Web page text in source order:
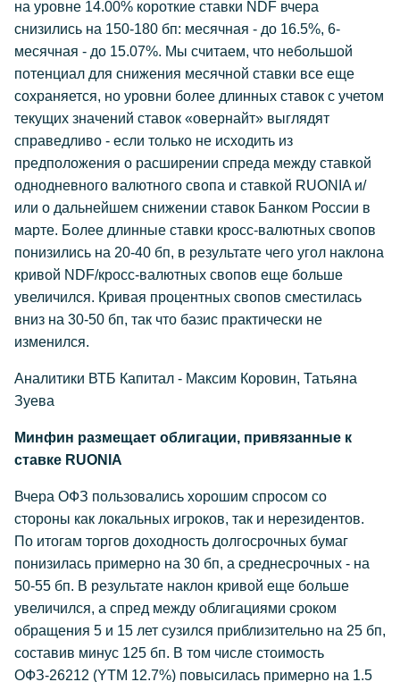
на уровне 14.00% короткие ставки NDF вчера
снизились на 150-180 бп: месячная - до 16.5%, 6-
месячная - до 15.07%. Мы считаем, что небольшой
потенциал для снижения месячной ставки все еще
сохраняется, но уровни более длинных ставок с учетом
текущих значений ставок «овернайт» выглядят
справедливо - если только не исходить из
предположения о расширении спреда между ставкой
однодневного валютного свопа и ставкой RUONIA и/
или о дальнейшем снижении ставок Банком России в
марте. Более длинные ставки кросс-валютных свопов
понизились на 20-40 бп, в результате чего угол наклона
кривой NDF/кросс-валютных свопов еще больше
увеличился. Кривая процентных свопов сместилась
вниз на 30-50 бп, так что базис практически не
изменился.
Аналитики ВТБ Капитал - Максим Коровин, Татьяна
Зуева
Минфин размещает облигации, привязанные к
ставке RUONIA
Вчера ОФЗ пользовались хорошим спросом со
стороны как локальных игроков, так и нерезидентов.
По итогам торгов доходность долгосрочных бумаг
понизилась примерно на 30 бп, а среднесрочных - на
50-55 бп. В результате наклон кривой еще больше
увеличился, а спред между облигациями сроком
обращения 5 и 15 лет сузился приблизительно на 25 бп,
составив минус 125 бп. В том числе стоимость
ОФЗ-26212 (YTM 12.7%) повысилась примерно на 1.5